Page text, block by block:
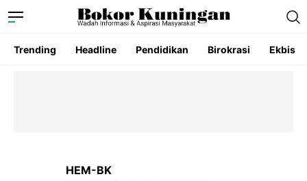
Trending Headline Pendidikan Birokrasi Ekbis
HEM-BK